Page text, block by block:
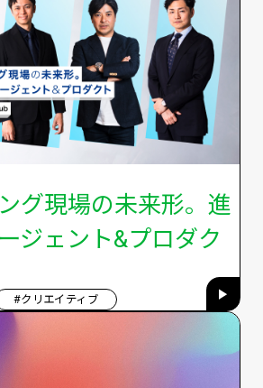
グ現場の未来形。進
ジェント&プロダク
#クリエイティブ